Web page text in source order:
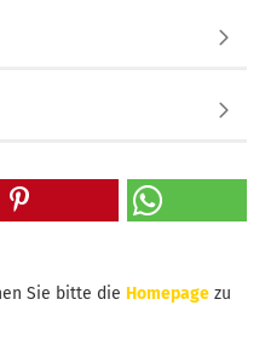
Sie bitte die Homepage zu